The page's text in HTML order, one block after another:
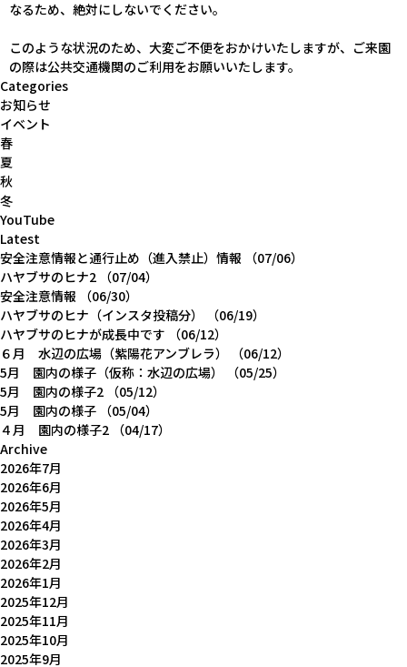
なるため、絶対にしないでください。
このような状況のため、大変ご不便をおかけいたしますが、ご来園
の際は公共交通機関のご利用をお願いいたします。
Categories
お知らせ
イベント
春
夏
秋
冬
YouTube
Latest
安全注意情報と通行止め（進入禁止）情報
（07/06）
ハヤブサのヒナ2 （07/04）
安全注意情報
（06/30）
ハヤブサのヒナ（インスタ投稿分）
（06/19）
ハヤブサのヒナが成長中です
（06/12）
６月 水辺の広場（紫陽花アンブレラ）
（06/12）
5月 園内の様子（仮称：水辺の広場）
（05/25）
5月 園内の様子2 （05/12）
5月 園内の様子 （05/04）
４月 園内の様子2 （04/17）
Archive
2026年7月
2026年6月
2026年5月
2026年4月
2026年3月
2026年2月
2026年1月
2025年12月
2025年11月
2025年10月
2025年9月